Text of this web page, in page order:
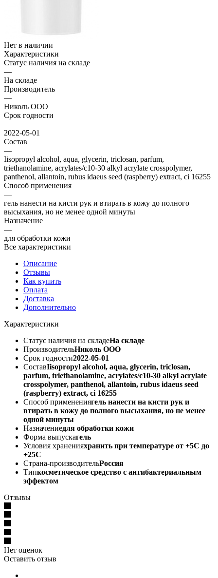
Нет в наличии
Характеристики
Статус наличия на складе
—
На складе
Производитель
—
Николь ООО
Срок годности
—
2022-05-01
Состав
—
Iisopropyl alcohol, aqua, glycerin, triclosan, parfum,
triethanolamine, acrylates/c10-30 alkyl acrylate crosspolymer,
panthenol, allantoin, rubus idaeus seed (raspberry) extract, ci 16255
Способ применения
—
гель нанести на кисти рук и втирать в кожу до полного
высыхания, но не менее одной минуты
Назначение
—
для обработки кожи
Все характеристики
Описание
Отзывы
Как купить
Оплата
Доставка
Дополнительно
Характеристики
Статус наличия на складеНа складе
ПроизводительНиколь ООО
Срок годности2022-05-01
СоставIisopropyl alcohol, aqua, glycerin, triclosan,
parfum, triethanolamine, acrylates/c10-30 alkyl acrylate
crosspolymer, panthenol, allantoin, rubus idaeus seed
(raspberry) extract, ci 16255
Способ применениягель нанести на кисти рук и
втирать в кожу до полного высыхания, но не менее
одной минуты
Назначениедля обработки кожи
Форма выпускагель
Условия храненияхранить при температуре от +5С до
+25С
Страна-производительРоссия
Типкосметическое средство с антибактериальным
эффектом
Отзывы
Нет оценок
Оставить отзыв